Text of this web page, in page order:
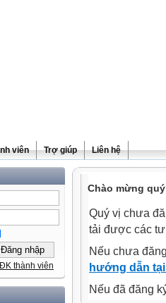
viên Trợ giúp Liên hệ
ĐK thành viên
Chào mừng
Quý vị chưa
tải được các
Nếu chưa
hướng dẫn
Nếu đã đăng